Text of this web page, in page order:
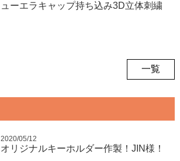
ューエラキャップ持ち込み3D立体刺繍
一覧
2020/05/12
オリジナルキーホルダー作製！JIN様！